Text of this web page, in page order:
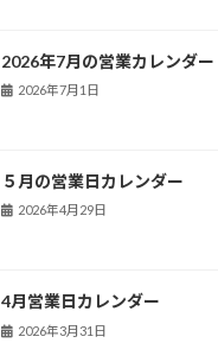
2026年7月の営業カレンダー
2026年7月1日
５月の営業日カレンダー
2026年4月29日
4月営業日カレンダー
2026年3月31日